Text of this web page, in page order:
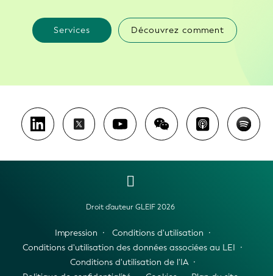
Services Découvrez comment
Droit d'auteur GLEIF 2026
Impression
Conditions d'utilisation
Conditions d'utilisation des données associées au LEI
Conditions d'utilisation de l'IA